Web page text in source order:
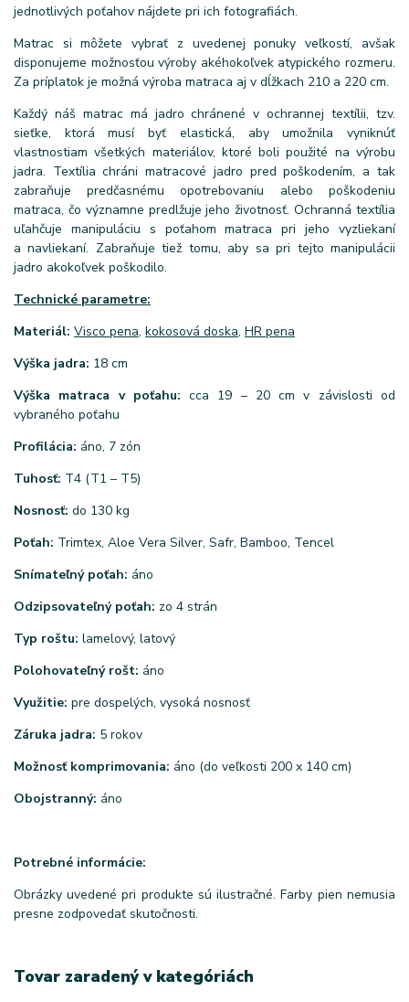
jednotlivých poťahov nájdete pri ich fotografiách.
Matrac si môžete vybrať z uvedenej ponuky veľkostí, avšak
disponujeme možnosťou výroby akéhokoľvek atypického rozmeru.
Za príplatok je možná výroba matraca aj v dĺžkach 210 a 220 cm.
Každý náš matrac má jadro chránené v ochrannej textílii, tzv.
sieťke, ktorá musí byť elastická, aby umožnila vyniknúť
vlastnostiam všetkých materiálov, ktoré boli použité na výrobu
jadra. Textília chráni matracové jadro pred poškodením, a tak
zabraňuje predčasnému opotrebovaniu alebo poškodeniu
matraca, čo významne predlžuje jeho životnosť. Ochranná textília
uľahčuje manipuláciu s poťahom matraca pri jeho vyzliekaní
a navliekaní. Zabraňuje tiež tomu, aby sa pri tejto manipulácii
jadro akokoľvek poškodilo.
Technické parametre:
Materiál: Visco pena, kokosová doska, HR pena
Výška jadra: 18 cm
Výška matraca v poťahu: cca 19 – 20 cm v závislosti od
vybraného poťahu
Profilácia: áno, 7 zón
Tuhosť: T4 (T1 – T5)
Nosnosť: do 130 kg
Poťah: Trimtex, Aloe Vera Silver, Safr, Bamboo, Tencel
Snímateľný poťah: áno
Odzipsovateľný poťah: zo 4 strán
Typ roštu: lamelový, latový
Polohovateľný rošt: áno
Využitie: pre dospelých, vysoká nosnosť
Záruka jadra: 5 rokov
Možnosť komprimovania: áno (do veľkosti 200 x 140 cm)
Obojstranný: áno
Potrebné informácie:
Obrázky uvedené pri produkte sú ilustračné. Farby pien nemusia
presne zodpovedať skutočnosti.
Tovar zaradený v kategóriách